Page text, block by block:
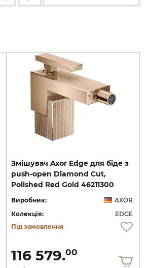
Змішувач Axor Edge для біде з
push-open Diamond Cut,
Polished Red Gold 46211300
Виробник:
AXOR
Колекція:
EDGE
Під замовлення
116 579.00